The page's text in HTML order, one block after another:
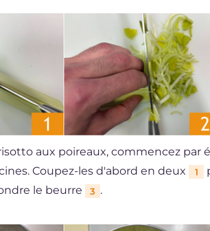
aux poireaux, commencez par
Coupez-les d'abord en deux
1
le beurre
3 .